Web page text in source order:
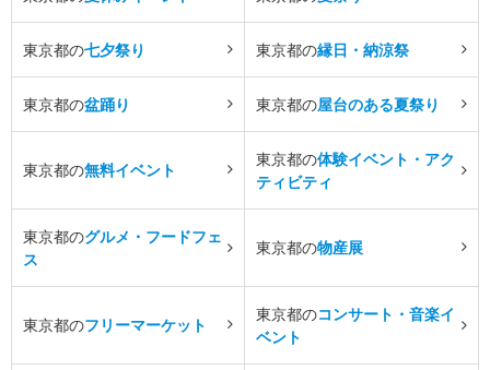
東京都の七夕祭り 東京都の縁日・納涼祭
東京都の盆踊り 東京都の屋台のある夏祭り
東京都の無料イベント
東京都の体験イベント・アク
ティビティ
東京都のグルメ・フードフェ
ス
東京都の物産展
東京都のフリーマーケット
東京都のコンサート・音楽イ
ベント